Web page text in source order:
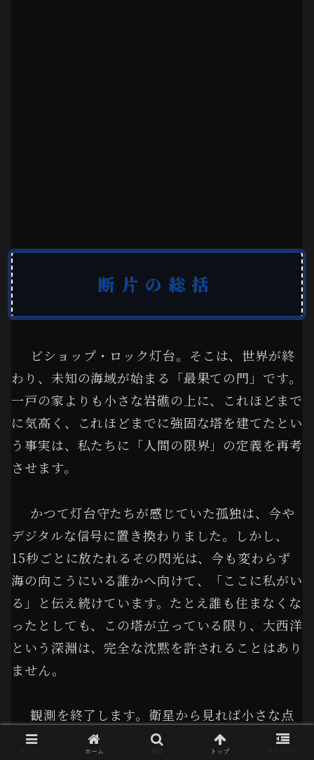
断片の総括
ビショップ・ロック灯台。そこは、世界が終
わり、未知の海域が始まる「最果ての門」です。
一戸の家よりも小さな岩礁の上に、これほどまで
に気高く、これほどまでに強固な塔を建てたとい
う事実は、私たちに「人間の限界」の定義を再考
させます。
かつて灯台守たちが感じていた孤独は、今や
デジタルな信号に置き換わりました。しかし、
15秒ごとに放たれるその閃光は、今も変わらず
海の向こうにいる誰かへ向けて、「ここに私がい
る」と伝え続けています。たとえ誰も住まなくな
ったとしても、この塔が立っている限り、大西洋
という深淵は、完全な沈黙を許されることはあり
ません。
観測を終了します。衛星から見れば小さな点
に過ぎないこの場所が、かつては世界の半分を照
ホーム トップ